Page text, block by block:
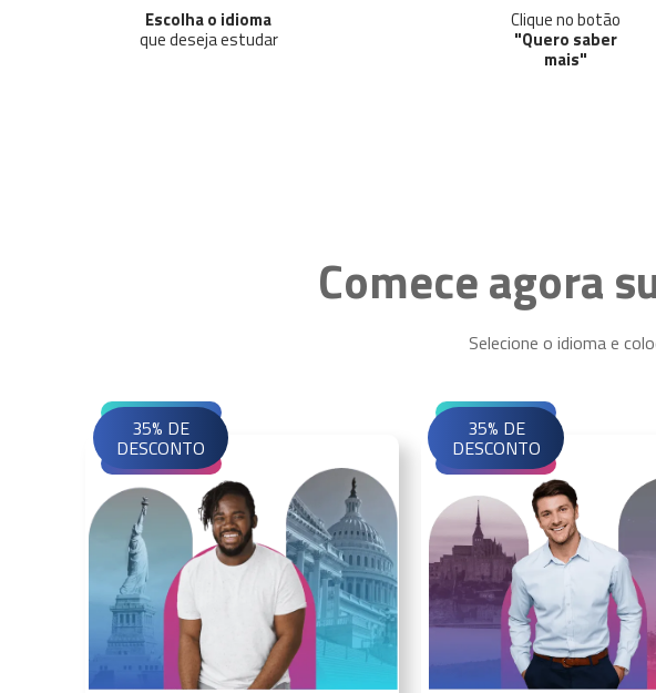
Escolha o idioma
que deseja estudar
Clique no botão
"Quero saber
mais"
Comece agora
Selecione o idioma e
35% DE
DESCONTO
35% DE
DESCONTO